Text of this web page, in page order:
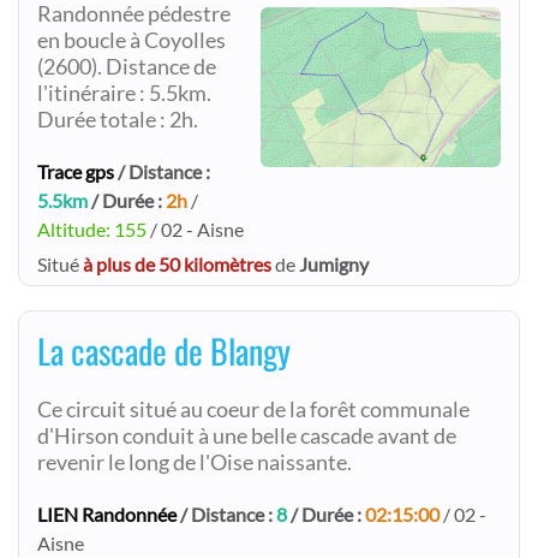
Randonnée pédestre
en boucle à Coyolles
(2600). Distance de
l'itinéraire : 5.5km.
Durée totale : 2h.
Trace gps/ Distance :
5.5km/ Durée : 2h /
Altitude: 155 / 02 - Aisne
Situéà plus de 50 kilomètresdeJumigny
La cascade de Blangy
Ce circuit situé au coeur de la forêt communale
d'Hirson conduit à une belle cascade avant de
revenir le long de l'Oise naissante.
LIEN Randonnée/ Distance :8/ Durée :02:15:00/ 02 -
Aisne